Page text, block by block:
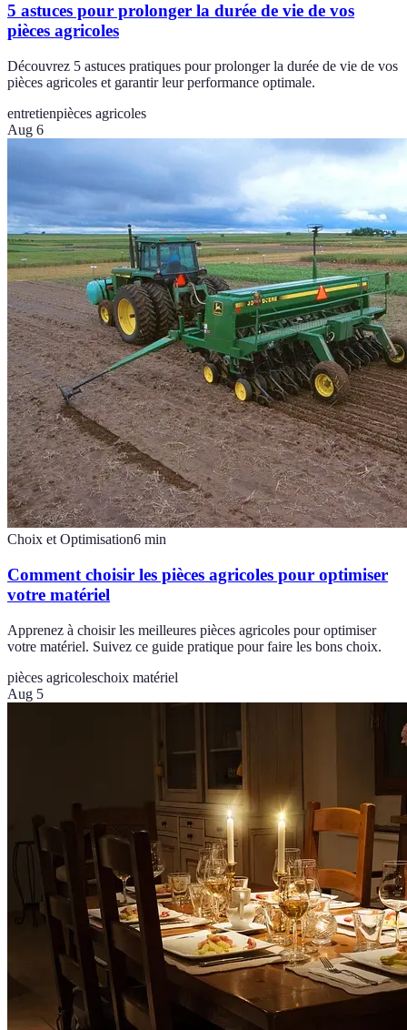
5 astuces pour prolonger la durée de vie de vos
pièces agricoles
Découvrez 5 astuces pratiques pour prolonger la durée de vie de vos
pièces agricoles et garantir leur performance optimale.
entretienpièces agricoles
Aug 6
Choix et Optimisation6 min
Comment choisir les pièces agricoles pour optimiser
votre matériel
Apprenez à choisir les meilleures pièces agricoles pour optimiser
votre matériel. Suivez ce guide pratique pour faire les bons choix.
pièces agricoleschoix matériel
Aug 5